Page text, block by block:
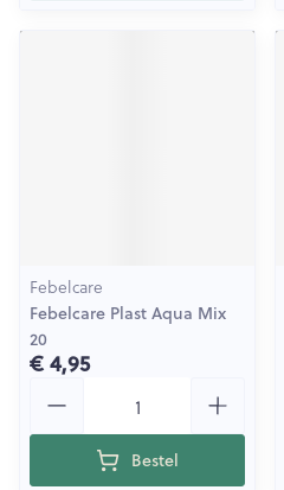
Febelcare
Febelcare Plast Aqua Mix
20
€ 4,95
Bestel